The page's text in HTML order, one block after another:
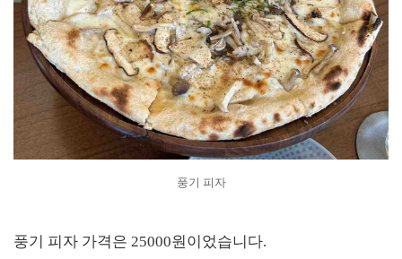
풍기 피자
풍기 피자 가격은 25000원이었습니다.